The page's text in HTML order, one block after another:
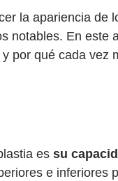
la apariencia de
notables. En este
por qué cada vez
es su
e inferiores